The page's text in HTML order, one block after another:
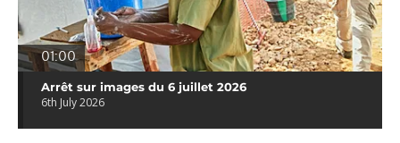
01:00
Arrêt sur images du 6 juillet 2026
6th July 2026